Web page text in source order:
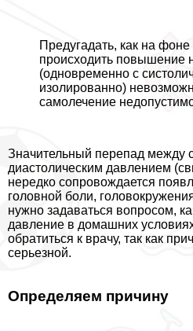
Предугадать, как на фоне
происходить повышение
(одновременно с
изолированно)
самолечение
Значительный перепад между
диастолическим давлением
нередко сопровождается
головной боли,
нужно задаваться вопросом,
давление в домашних
обратиться к врачу, так как
серьезной.
Определяем причину